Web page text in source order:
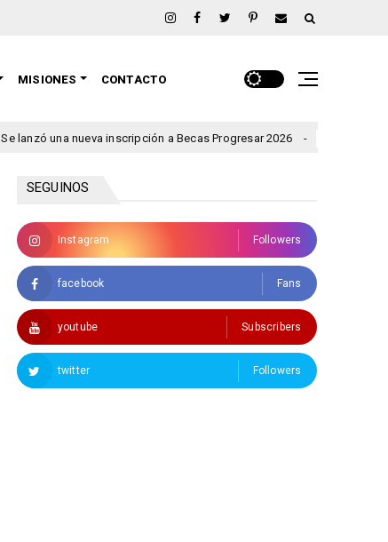
MISIONES CONTACTO
inscripción a Becas Progresar 2026 clima Rigen alertas por
SEGUINOS
Instagram Followers
facebook Fans
youtube Subscribers
twitter Followers